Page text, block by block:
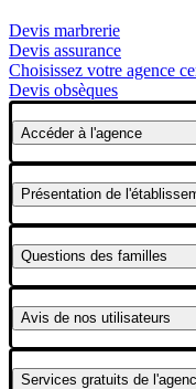
Devis marbrerie
Devis assurance
Choisissez votre agence
Devis obsèques
Accéderà l'agence
Présentation de
Questions des familles
Avis de nos utilisateurs
Services gratuits de